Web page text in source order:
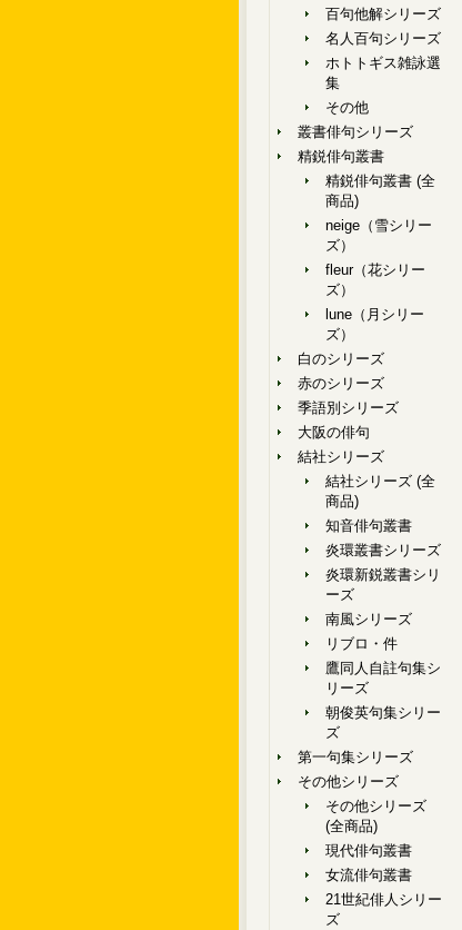
百句他解シリーズ
名人百句シリーズ
ホトトギス雑詠選
集
その他
叢書俳句シリーズ
精鋭俳句叢書
精鋭俳句叢書 (全
商品)
neige（雪シリー
ズ）
fleur（花シリー
ズ）
lune（月シリー
ズ）
白のシリーズ
赤のシリーズ
季語別シリーズ
大阪の俳句
結社シリーズ
結社シリーズ (全
商品)
知音俳句叢書
炎環叢書シリーズ
炎環新鋭叢書シリ
ーズ
南風シリーズ
リブロ・件
鷹同人自註句集シ
リーズ
朝俊英句集シリー
ズ
第一句集シリーズ
その他シリーズ
その他シリーズ
(全商品)
現代俳句叢書
女流俳句叢書
21世紀俳人シリー
ズ